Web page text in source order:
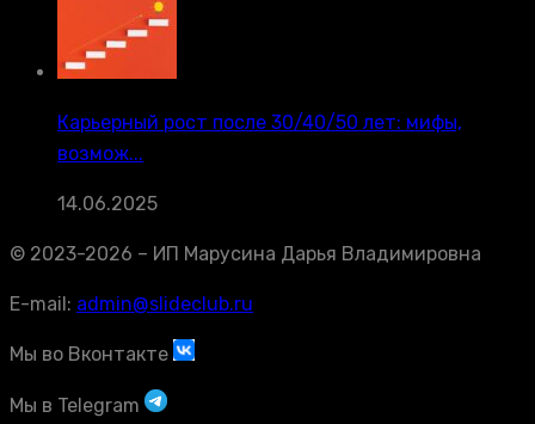
Карьерный рост после 30/40/50 лет: мифы,
возмож...
14.06.2025
© 2023-2026 – ИП Марусина Дарья Владимировна
E-mail: admin@slideclub.ru
Мы во Вконтакте
Мы в Telegram